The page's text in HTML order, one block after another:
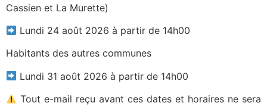
Cassien et La Murette)
Lundi 24 août 2026 à partir de 14h00
Habitants des autres communes
Lundi 31 août 2026 à partir de 14h00
Tout e-mail reçu avant ces dates et horaires ne sera